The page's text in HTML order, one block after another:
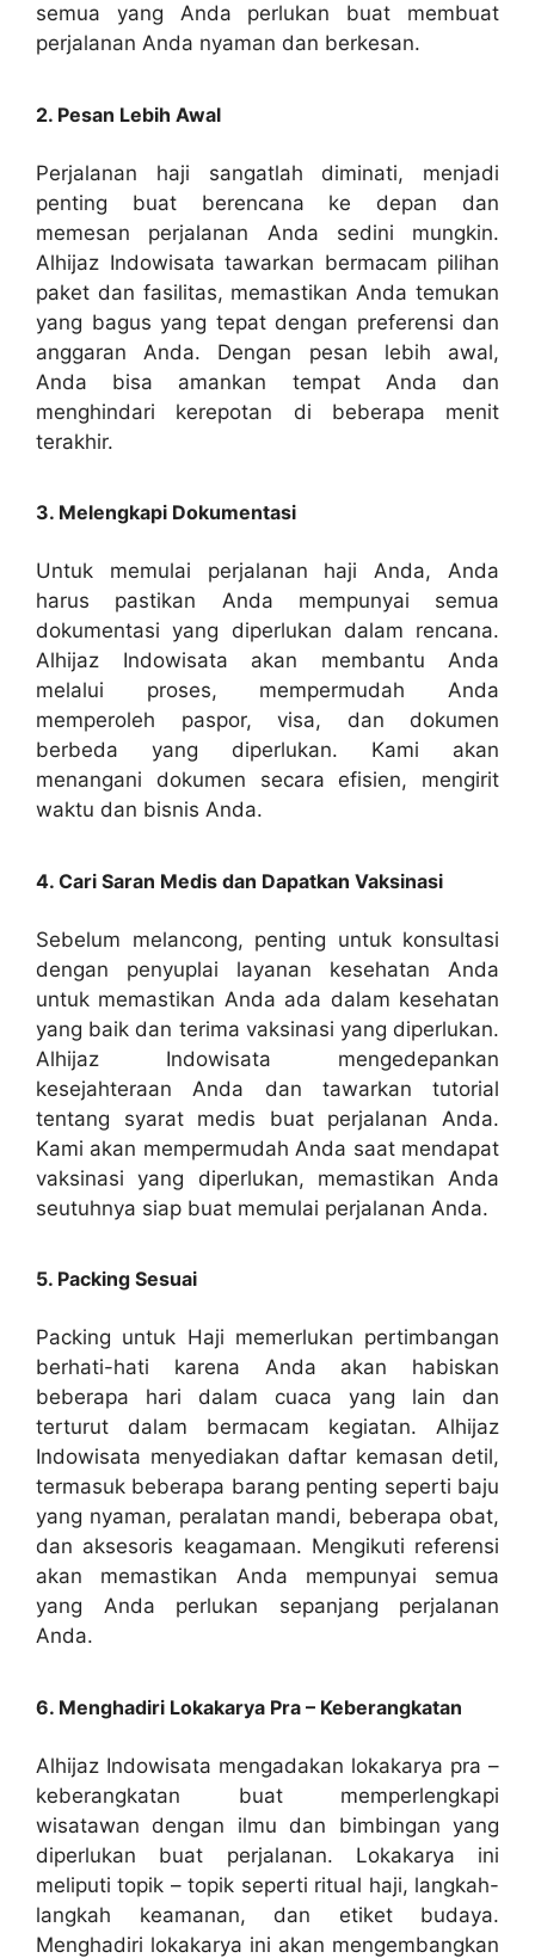
semua yang Anda perlukan buat membuat
perjalanan Anda nyaman dan berkesan.
2. Pesan Lebih Awal
Perjalanan haji sangatlah diminati, menjadi
penting buat berencana ke depan dan
memesan perjalanan Anda sedini mungkin.
Alhijaz Indowisata tawarkan bermacam pilihan
paket dan fasilitas, memastikan Anda temukan
yang bagus yang tepat dengan preferensi dan
anggaran Anda. Dengan pesan lebih awal,
Anda bisa amankan tempat Anda dan
menghindari kerepotan di beberapa menit
terakhir.
3. Melengkapi Dokumentasi
Untuk memulai perjalanan haji Anda, Anda
harus pastikan Anda mempunyai semua
dokumentasi yang diperlukan dalam rencana.
Alhijaz Indowisata akan membantu Anda
melalui proses, mempermudah Anda
memperoleh paspor, visa, dan dokumen
berbeda yang diperlukan. Kami akan
menangani dokumen secara efisien, mengirit
waktu dan bisnis Anda.
4. Cari Saran Medis dan Dapatkan Vaksinasi
Sebelum melancong, penting untuk konsultasi
dengan penyuplai layanan kesehatan Anda
untuk memastikan Anda ada dalam kesehatan
yang baik dan terima vaksinasi yang diperlukan.
Alhijaz Indowisata mengedepankan
kesejahteraan Anda dan tawarkan tutorial
tentang syarat medis buat perjalanan Anda.
Kami akan mempermudah Anda saat mendapat
vaksinasi yang diperlukan, memastikan Anda
seutuhnya siap buat memulai perjalanan Anda.
5. Packing Sesuai
Packing untuk Haji memerlukan pertimbangan
berhati-hati karena Anda akan habiskan
beberapa hari dalam cuaca yang lain dan
terturut dalam bermacam kegiatan. Alhijaz
Indowisata menyediakan daftar kemasan detil,
termasuk beberapa barang penting seperti baju
yang nyaman, peralatan mandi, beberapa obat,
dan aksesoris keagamaan. Mengikuti referensi
akan memastikan Anda mempunyai semua
yang Anda perlukan sepanjang perjalanan
Anda.
6. Menghadiri Lokakarya Pra – Keberangkatan
Alhijaz Indowisata mengadakan lokakarya pra –
keberangkatan buat memperlengkapi
wisatawan dengan ilmu dan bimbingan yang
diperlukan buat perjalanan. Lokakarya ini
meliputi topik – topik seperti ritual haji, langkah-
langkah keamanan, dan etiket budaya.
Menghadiri lokakarya ini akan mengembangkan